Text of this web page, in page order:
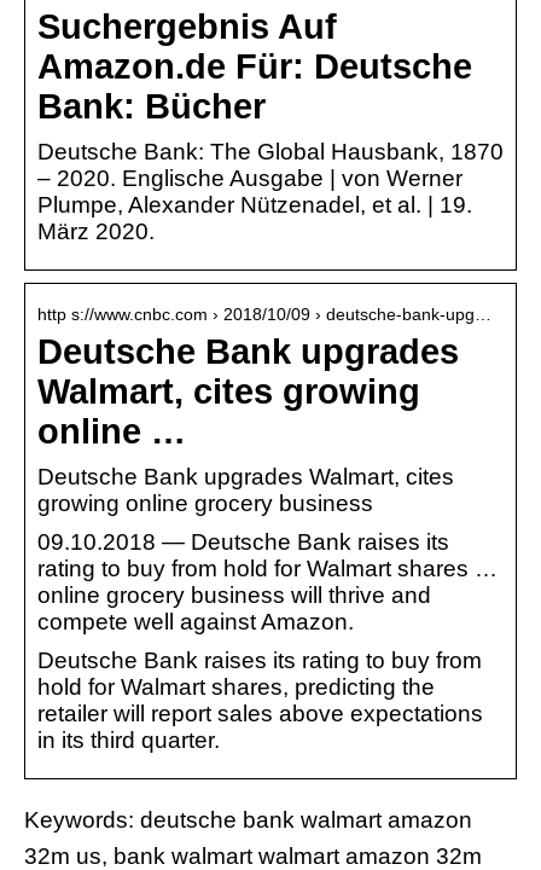
Suchergebnis Auf
Amazon.de Für: Deutsche
Bank: Bücher
Deutsche Bank: The Global Hausbank, 1870
– 2020. Englische Ausgabe | von Werner
Plumpe, Alexander Nützenadel, et al. | 19.
März 2020.
http s://www.cnbc.com › 2018/10/09 › deutsche-bank-upg…
Deutsche Bank upgrades
Walmart, cites growing
online …
Deutsche Bank upgrades Walmart, cites
growing online grocery business
09.10.2018 — Deutsche Bank raises its
rating to buy from hold for Walmart shares …
online grocery business will thrive and
compete well against Amazon.
Deutsche Bank raises its rating to buy from
hold for Walmart shares, predicting the
retailer will report sales above expectations
in its third quarter.
Keywords: deutsche bank walmart amazon
32m us, bank walmart walmart amazon 32m